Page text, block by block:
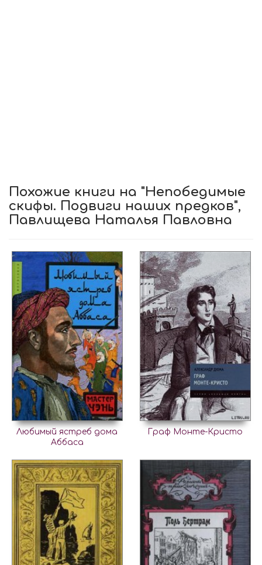
Похожие книги на "Непобедимые
скифы. Подвиги наших предков",
Павлищева Наталья Павловна
Любимый ястреб дома
Аббаса
Граф Монте-Кристо